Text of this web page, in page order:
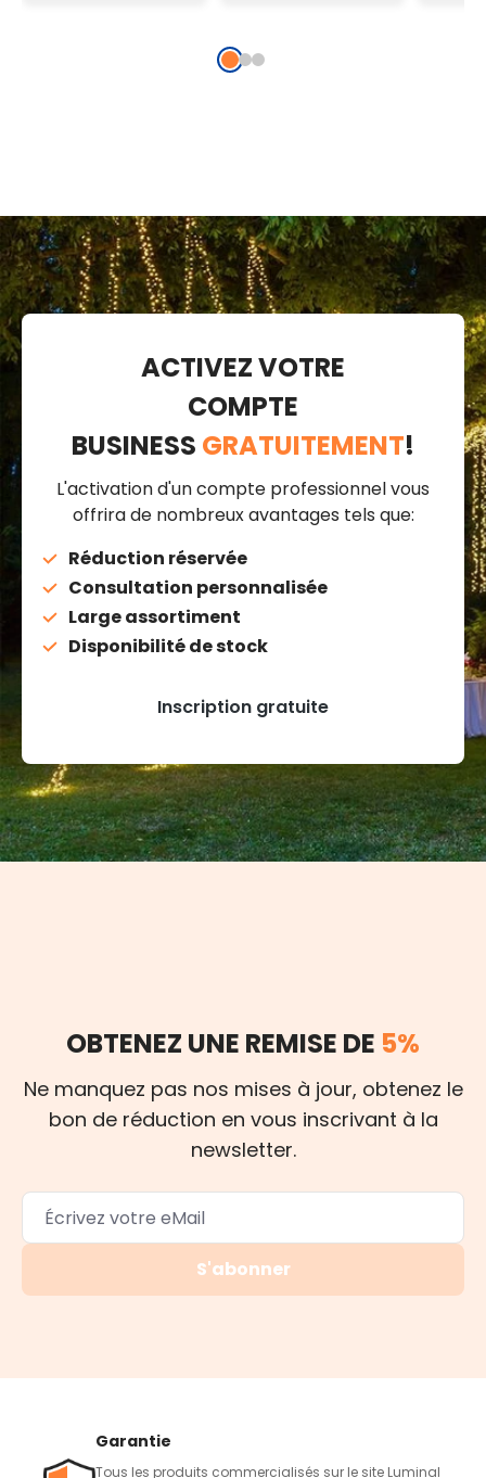
ACTIVEZ VOTRE
COMPTE
BUSINESS GRATUITEMENT!
L'activation d'un compte professionnel vous
offrira de nombreux avantages tels que:
Réduction réservée
Consultation personnalisée
Large assortiment
Disponibilité de stock
Inscription gratuite
OBTENEZ UNE REMISE DE 5%
Ne manquez pas nos mises à jour, obtenez le
bon de réduction en vous inscrivant à la
newsletter.
S'abonner
Garantie
Tous les produits commercialisés sur le site Luminal